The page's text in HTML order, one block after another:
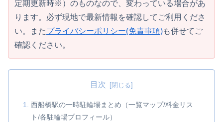
定期更新時※）のものなので、変わっている場合があ
ります。必ず現地で最新情報を確認してご利用くださ
い。またプライバシーポリシー(免責事項)も併せてご
確認ください。
目次
西船橋駅の一時駐輪場まとめ（一覧マップ/料金リス
ト/各駐輪場プロフィール）